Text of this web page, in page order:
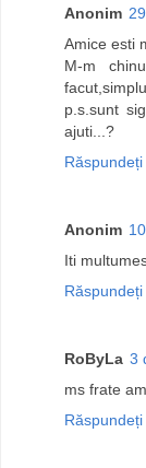
Anonim
Amice esti
M-m
p.s.sunt
ajuti...?
Răspundeți
Anonim
Iti
Răspundeți
RoByLa 3
ms frate
Răspundeți